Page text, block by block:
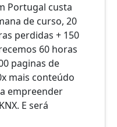
Portugal custa
de curso, 20
perdidas + 150
60 horas
paginas de
mais conteúdo
empreender
E será